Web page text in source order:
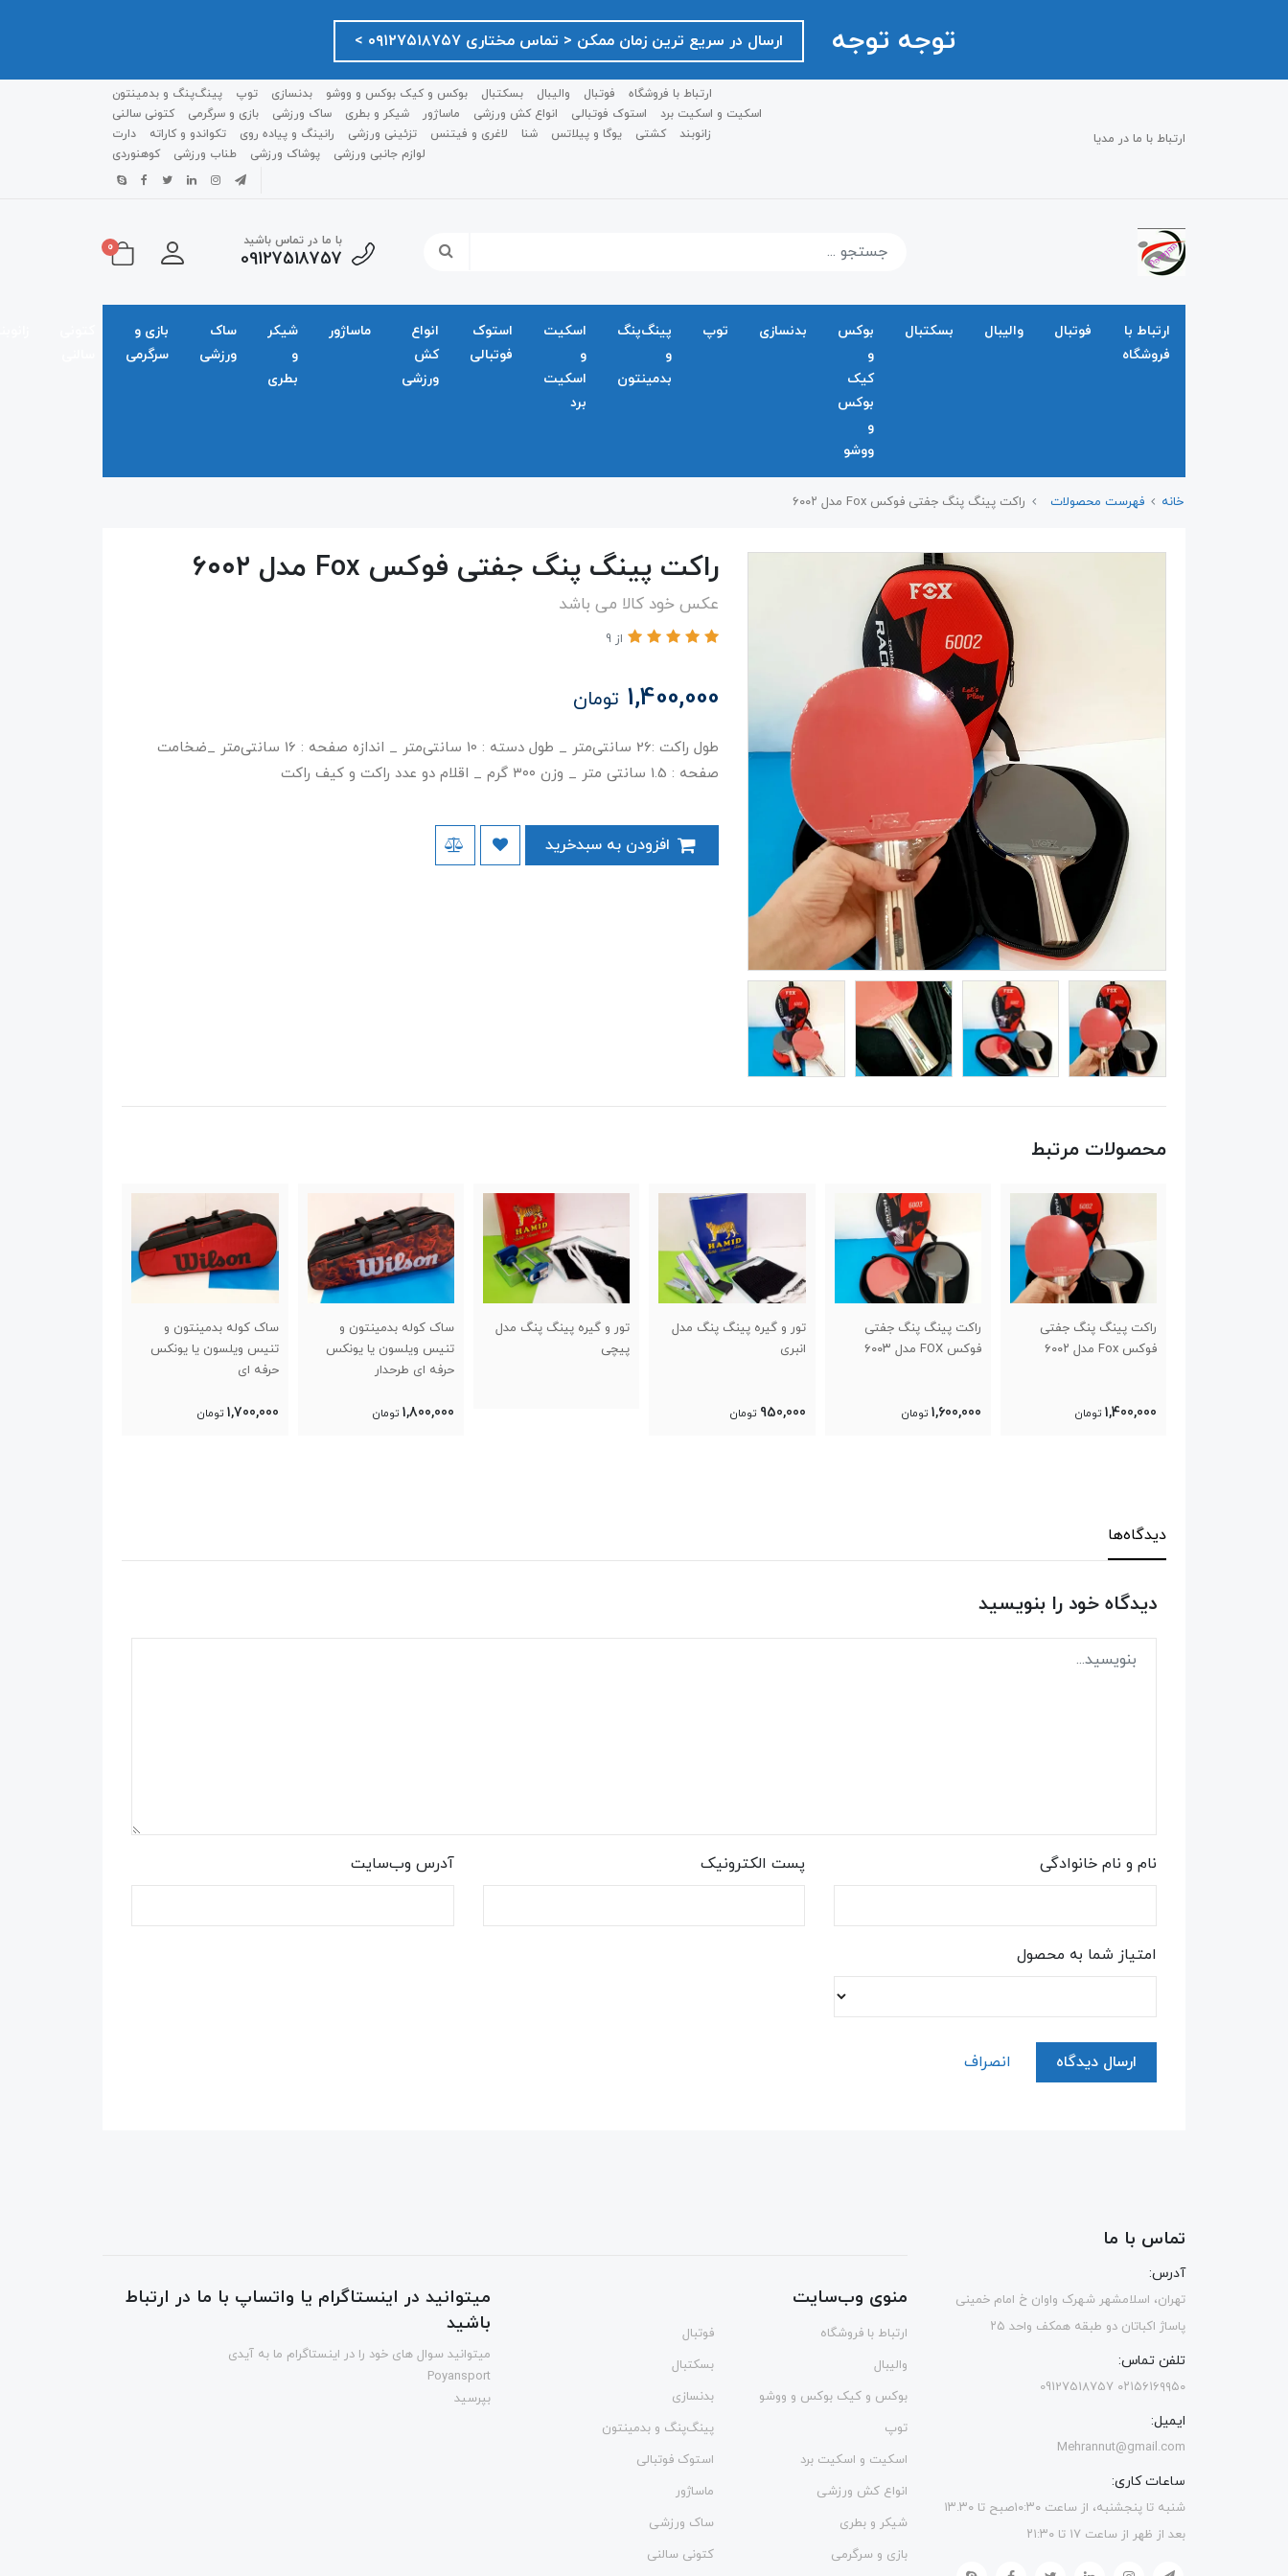
توجه توجه ارسال در سریع ترین زمان ممکن ‌< تماس مختاری ۰۹۱۲۷۵۱۸۷۵۷ >
ارتباط با ما در مدیا
ارتباط با فروشگاه فوتبال والیبال بسکتبال بوکس و کیک بوکس و ووشو بدنسازی توپ
پینگ‌پنگ و بدمينتون
اسکیت و اسکیت برد
استوک فوتبالی انواع کش ورزشی ماساژور شیکر و بطری ساک ورزشی بازی و سرگرمی
کتونی سالنی
زانوبند
کشتی یوگا و پیلاتس شنا لاغری و فیتنس تزئینی ورزشی رانینگ و پیاده روی تکواندو و کاراته
دارت
لوازم جانبی ورزشی
پوشاک ورزشی طناب ورزشی کوهنوردی
با ما در تماس باشید
09127518757
0
ارتباط با
فروشگاه
فوتبال والیبال بسکتبال
بوکس
و
کیک
بوکس
و
ووشو
بدنسازی توپ
پینگ‌پنگ
و
بدمينتون
اسکیت
و
اسکیت
برد
استوک
فوتبالی
انواع
کش
ورزشی
ماساژور
شیکر
و
بطری
ساک
ورزشی
بازی و
سرگرمی
خانه فهرست محصولات راکت پینگ پنگ جفتی فوکس Fox مدل ۶۰۰۲
راکت پینگ پنگ جفتی فوکس Fox مدل ۶۰۰۲
عکس خود کالا می باشد
از 9
1,400,000 تومان
طول راکت :26 سانتی‌متر _ طول دسته : 10 سانتی‌متر _ اندازه صفحه : 16 سانتی‌متر _ضخامت
صفحه : 1.5 سانتی متر _ وزن ۳۰۰ گرم _ اقلام دو عدد راکت و کیف راکت
محصولات مرتبط
راکت پینگ پنگ جفتی
فوکس FOX مدل ۶۰۰۳
1,600,000 تومان
تور و گیره پینگ پنگ مدل
انبری
950,000 تومان
تور و گیره پینگ پنگ مدل
پیچی
ساک کوله بدمینتون و
تنیس ویلسون یا یونکس
ساک کوله بدمینتون و
تنیس ویلسون یا یونکس
حرفه ای
1,700,000 تومان
راکت بدمینتون یونکس تکی
دیدگاه‌ها
دیدگاه خود را بنویسید
نام و نام خانوادگی پست الکترونیک آدرس وب‌سایت
امتیاز شما به محصول
ارسال دیدگاه انصراف
تماس با ما
آدرس:
تهران، اسلامشهر شهرک واوان خ امام خمینی
پاساژ اکباتان دو طبقه همکف واحد ۲۵
تلفن تماس:
۰۲۱۵۶۱۶۹۹۵۰ 09127518757
ایمیل:
Mehrannut@gmail.com
ساعات کاری:
شنبه تا پنجشنبه، از ساعت ۱۰:۳۰صبح تا ۱۳.۳۰
بعد از ظهر از ساعت ۱۷ تا ۲۱:۳۰
منوی وب‌سایت
ارتباط با فروشگاه
فوتبال
والیبال
بسکتبال
بوکس و کیک بوکس و ووشو
بدنسازی
توپ
پینگ‌پنگ و بدمينتون
اسکیت و اسکیت برد
استوک فوتبالی
انواع کش ورزشی
ماساژور
شیکر و بطری
ساک ورزشی
بازی و سرگرمی
کتونی سالنی
میتوانید در اینستاگرام یا واتساپ با ما در ارتباط
باشید
میتوانید سوال های خود را در اینستاگرام ما به آیدی
Poyansport
بپرسید